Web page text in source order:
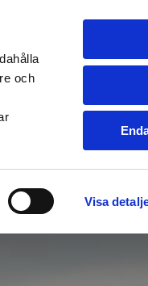
och
Visa
Garanti & Köpvillkor